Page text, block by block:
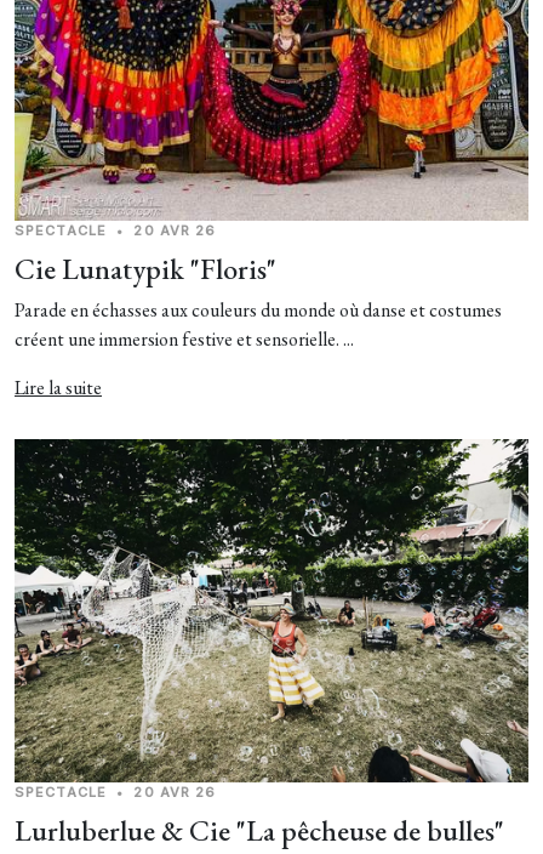
SPECTACLE • 20 AVR 26
Cie Lunatypik "Floris"
Parade en échasses aux couleurs du monde où danse et costumes
créent une immersion festive et sensorielle. ...
Lire la suite
SPECTACLE • 20 AVR 26
Lurluberlue & Cie "La pêcheuse de bulles"